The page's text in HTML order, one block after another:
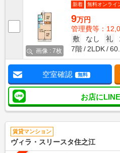
画像 : 7枚
新着 無料オンライ
9万円
管理費等：
敷
なし 礼
7階
2LDK
空室確認 無料
お店に
賃貸マンション
ヴィラ・スリースタ住之江